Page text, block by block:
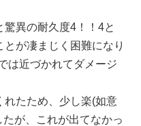
驚異の耐久度4！！4と
が凄まじく困難になり
は近づかれてダメージ
れたため、少し楽(如意
が、これが出てなかっ